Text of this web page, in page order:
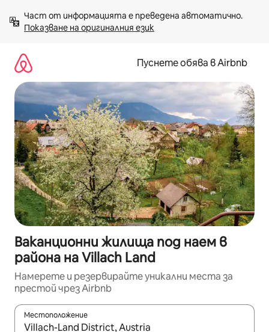
към
съдържанието
Показване на оригиналния език
Пуснете обява в Airbnb
Ваканционни жилища под наем в
района на Villach Land
Намерете и резервирайте уникални места за
престой чрез Airbnb
Местоположение
Когато резултатите се покажат, използвайте